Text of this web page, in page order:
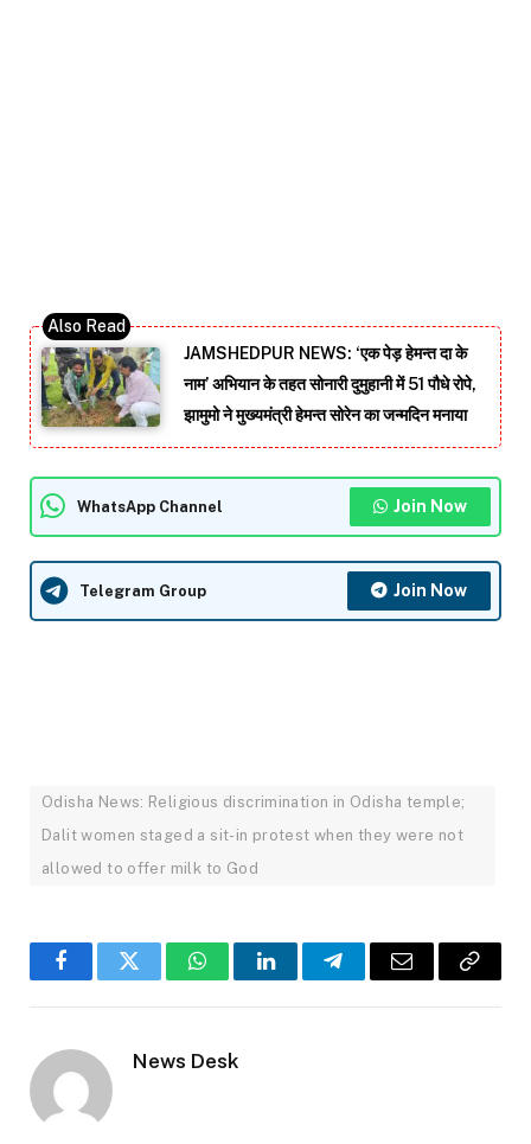
JAMSHEDPUR NEWS: ‘एक पेड़ हेमन्त दा के
नाम’ अभियान के तहत सोनारी दुमुहानी में 51 पौधे रोपे,
झामुमो ने मुख्यमंत्री हेमन्त सोरेन का जन्मदिन मनाया
WhatsApp Channel Join Now
Telegram Group Join Now
Odisha News: Religious discrimination in Odisha temple;
Dalit women staged a sit-in protest when they were not
allowed to offer milk to God
FacebookTwitter WhatsAppLinkedInTelegramEmail
Copy
News Desk